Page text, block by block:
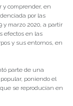
y comprender, en
por las
y marzo 2020, a partir
efectos en las
y sus entornos, en
parte de una
poniendo el
se reproducían en